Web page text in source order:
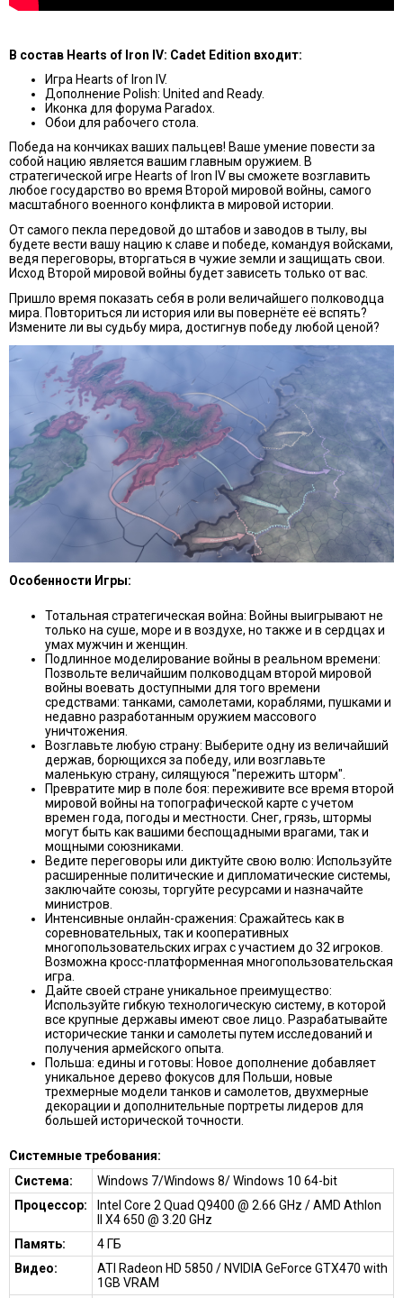
В состав Hearts of Iron IV: Cadet Edition входит:
Игра Hearts of Iron IV.
Дополнение Polish: United and Ready.
Иконка для форума Paradox.
Обои для рабочего стола.
Победа на кончиках ваших пальцев! Ваше умение повести за
собой нацию является вашим главным оружием. В
стратегической игре Hearts of Iron IV вы сможете возглавить
любое государство во время Второй мировой войны, самого
масштабного военного конфликта в мировой истории.
От самого пекла передовой до штабов и заводов в тылу, вы
будете вести вашу нацию к славе и победе, командуя войсками,
ведя переговоры, вторгаться в чужие земли и защищать свои.
Исход Второй мировой войны будет зависеть только от вас.
Пришло время показать себя в роли величайшего полководца
мира. Повториться ли история или вы повернёте её вспять?
Измените ли вы судьбу мира, достигнув победу любой ценой?
Особенности Игры:
Тотальная стратегическая война: Войны выигрывают не
только на суше, море и в воздухе, но также и в сердцах и
умах мужчин и женщин.
Подлинное моделирование войны в реальном времени:
Позвольте величайшим полководцам второй мировой
войны воевать доступными для того времени
средствами: танками, самолетами, кораблями, пушками и
недавно разработанным оружием массового
уничтожения.
Возглавьте любую страну: Выберите одну из величайший
держав, борющихся за победу, или возглавьте
маленькую страну, силящуюся "пережить шторм".
Превратите мир в поле боя: переживите все время второй
мировой войны на топографической карте с учетом
времен года, погоды и местности. Снег, грязь, штормы
могут быть как вашими беспощадными врагами, так и
мощными союзниками.
Ведите переговоры или диктуйте свою волю: Используйте
расширенные политические и дипломатические системы,
заключайте союзы, торгуйте ресурсами и назначайте
министров.
Интенсивные онлайн-сражения: Сражайтесь как в
соревновательных, так и кооперативных
многопользовательских играх с участием до 32 игроков.
Возможна кросс-платформенная многопользовательская
игра.
Дайте своей стране уникальное преимущество:
Используйте гибкую технологическую систему, в которой
все крупные державы имеют свое лицо. Разрабатывайте
исторические танки и самолеты путем исследований и
получения армейского опыта.
Польша: едины и готовы: Новое дополнение добавляет
уникальное дерево фокусов для Польши, новые
трехмерные модели танков и самолетов, двухмерные
декорации и дополнительные портреты лидеров для
большей исторической точности.
Системные требования:
Система:
Windows 7/Windows 8/ Windows 10 64-bit
Процессор:
Intel Core 2 Quad Q9400 @ 2.66 GHz / AMD Athlon
II X4 650 @ 3.20 GHz
Память:
4 ГБ
Видео:
ATI Radeon HD 5850 / NVIDIA GeForce GTX470 with
1GB VRAM